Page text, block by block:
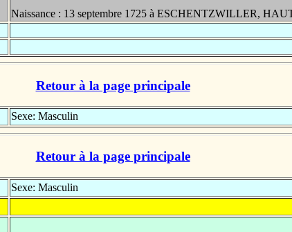
Naissance : 13 septembre 1725 à ESCHENTZWILLER,
Retour à la page principale
Sexe: Masculin
Retour à la page principale
Sexe: Masculin